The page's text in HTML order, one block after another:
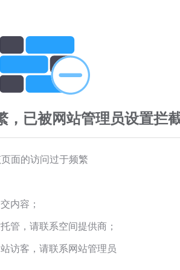
，已被网站管理员设置拦
面的访问过于频繁
内容；
管，请联系空间提供商；
访客，请联系网站管理员